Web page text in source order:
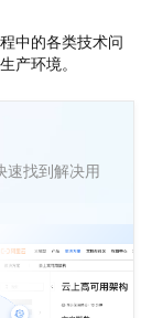
中的各类技术问
产环境。
速找到解决用